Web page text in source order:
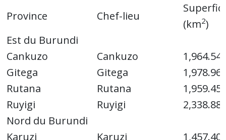
Province Chef-lieu
(km2)
Est du Burundi
Cankuzo
Cankuzo
1,964.54
Gitega
Gitega
1,978.96
Rutana
Rutana
1,959.45
Ruyigi
Ruyigi
2,338.88
Nord du Burundi
Karuzi
Karuzi
1,457.40